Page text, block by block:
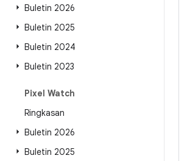
Buletin 2026
Buletin 2025
Buletin 2024
Buletin 2023
Pixel Watch
Ringkasan
Buletin 2026
Buletin 2025